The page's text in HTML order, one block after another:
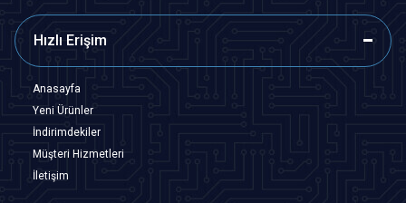
Hızlı Erişim
Anasayfa
Yeni Ürünler
İndirimdekiler
Müşteri Hizmetleri
İletişim